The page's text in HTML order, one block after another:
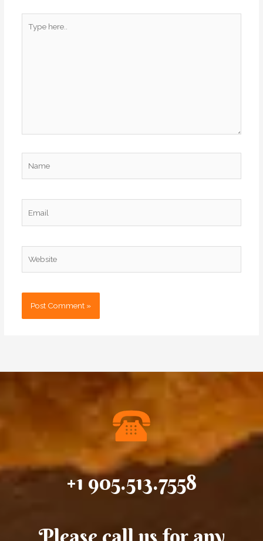
here..
+1 905.513.7558